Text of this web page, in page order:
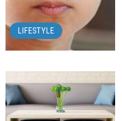
LIFESTYLE